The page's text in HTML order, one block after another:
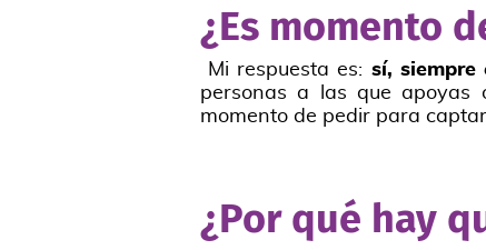
¿Es momento
Mi respuesta es: sí, siempre
personas a las que apoyas
momento de pedir para
¿Por qué hay